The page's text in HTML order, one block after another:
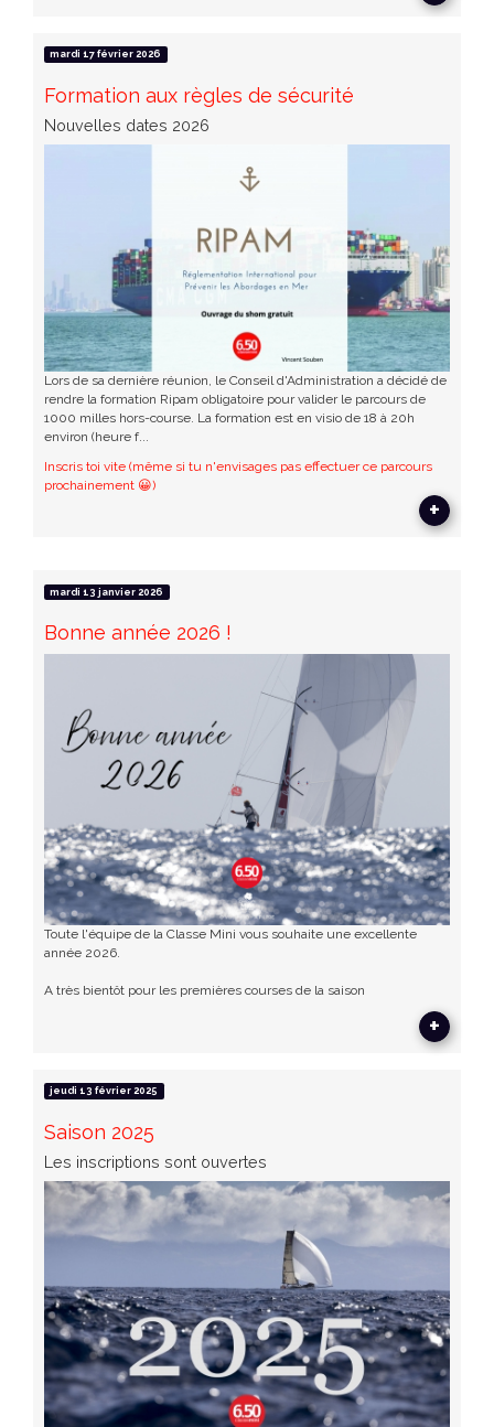
mardi 17 février 2026
Formation aux règles de sécurité
Nouvelles dates 2026
Lors de sa dernière réunion, le Conseil d'Administration a décidé de
rendre la formation Ripam obligatoire pour valider le parcours de
1000 milles hors-course. La formation est en visio de 18 à 20h
environ (heure f...
Inscris toi vite (même si tu n'envisages pas effectuer ce parcours
prochainement 😀)
+
mardi 13 janvier 2026
Bonne année 2026 !
Toute l'équipe de la Classe Mini vous souhaite une excellente
année 2026.
A très bientôt pour les premières courses de la saison
+
jeudi 13 février 2025
Saison 2025
Les inscriptions sont ouvertes